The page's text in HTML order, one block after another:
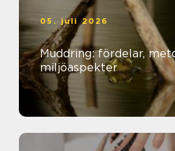
05. juli 2026
Muddring: fördelar,
miljöaspekter